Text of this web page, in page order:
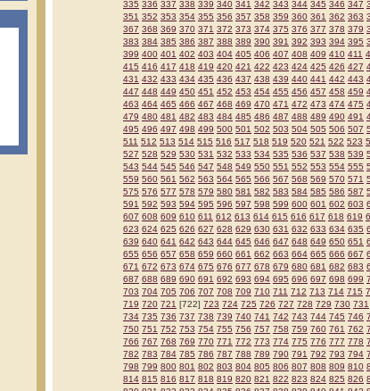
335 336 337 338 339 340 341 342 343 344 345 346 347
351 352 353 354 355 356 357 358 359 360 361 362 363
367 368 369 370 371 372 373 374 375 376 377 378 379
383 384 385 386 387 388 389 390 391 392 393 394 395
399 400 401 402 403 404 405 406 407 408 409 410 411
415 416 417 418 419 420 421 422 423 424 425 426 427
431 432 433 434 435 436 437 438 439 440 441 442 443
447 448 449 450 451 452 453 454 455 456 457 458 459
463 464 465 466 467 468 469 470 471 472 473 474 475
479 480 481 482 483 484 485 486 487 488 489 490 491
495 496 497 498 499 500 501 502 503 504 505 506 507
511 512 513 514 515 516 517 518 519 520 521 522 523
527 528 529 530 531 532 533 534 535 536 537 538 539
543 544 545 546 547 548 549 550 551 552 553 554 555
559 560 561 562 563 564 565 566 567 568 569 570 571
575 576 577 578 579 580 581 582 583 584 585 586 587
591 592 593 594 595 596 597 598 599 600 601 602 603
607 608 609 610 611 612 613 614 615 616 617 618 619
623 624 625 626 627 628 629 630 631 632 633 634 635
639 640 641 642 643 644 645 646 647 648 649 650 651
655 656 657 658 659 660 661 662 663 664 665 666 667
671 672 673 674 675 676 677 678 679 680 681 682 683
687 688 689 690 691 692 693 694 695 696 697 698 699
703 704 705 706 707 708 709 710 711 712 713 714 715
719 720 721 [722] 723 724 725 726 727 728 729 730 731
734 735 736 737 738 739 740 741 742 743 744 745 746
750 751 752 753 754 755 756 757 758 759 760 761 762
766 767 768 769 770 771 772 773 774 775 776 777 778
782 783 784 785 786 787 788 789 790 791 792 793 794
798 799 800 801 802 803 804 805 806 807 808 809 810
814 815 816 817 818 819 820 821 822 823 824 825 826